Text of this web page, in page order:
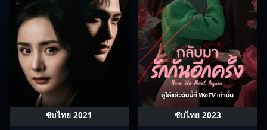
ซับไทย 2021 ซับไทย 2023